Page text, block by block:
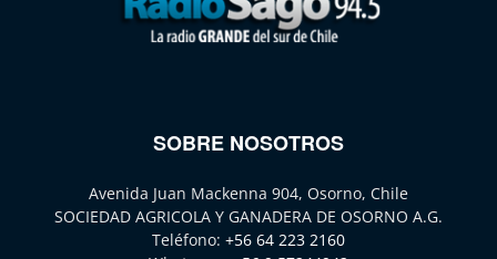
SOBRE NOSOTROS
Avenida Juan Mackenna 904, Osorno, Chile
SOCIEDAD AGRICOLA Y GANADERA DE OSORNO A.G.
Teléfono: +56 64 223 2160